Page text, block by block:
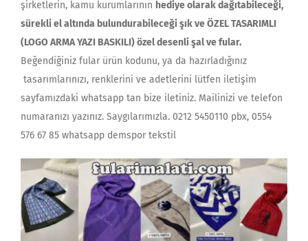
şirketlerin, kamu kurumlarının hediye olarak dağıtabileceği,
sürekli el altında bulundurabileceği şık ve ÖZEL TASARIMLI
(LOGO ARMA YAZI BASKILI) özel desenli şal ve fular.
Beğendiğiniz fular ürün kodunu, ya da hazırladığınız
tasarımlarınızı, renklerini ve adetlerini lütfen iletişim
sayfamızdaki whatsapp tan bize iletiniz. Mailinizi ve telefon
numaranızı yazınız. Saygılarımızla. 0212 5450110 pbx, 0554
576 67 85 whatsapp demspor tekstil